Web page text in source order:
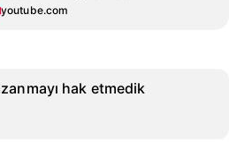
youtube.com
hak etmedik